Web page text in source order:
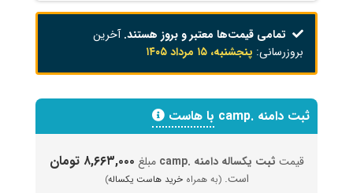
تمامی قیمت‌ها معتبر و بروز هستند.آخرین
بروزرسانی: پنجشنبه، ۱۵ مرداد ۱۴۰۵
ثبت دامنه .camp با هاست
قیمت ثبت یکساله دامنه .camp مبلغ ۸,۶۶۳,۰۰۰ تومان
است.(به همراهخرید هاست یکساله)